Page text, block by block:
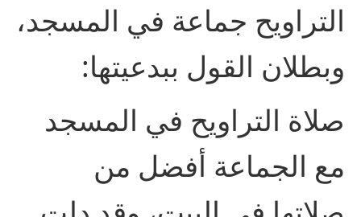
التراويح جماعة في المسجد،
وبطلان القول ببدعيتها:
صلاة التراويح في المسجد
مع الجماعة أفضل من